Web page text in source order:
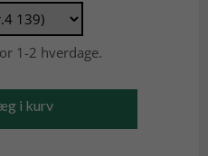
1-2 hverdage.
i kurv